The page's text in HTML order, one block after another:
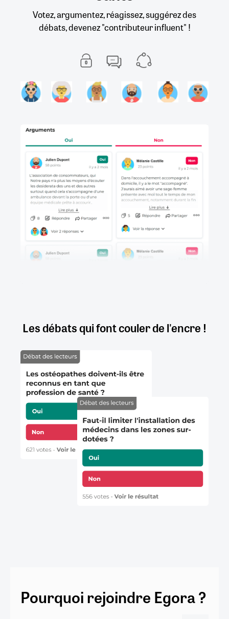
Votez, argumentez, réagissez, suggérez des
débats, devenez "contributeur influent" !
Les débats qui font couler de l'encre !
Pourquoi rejoindre Egora ?